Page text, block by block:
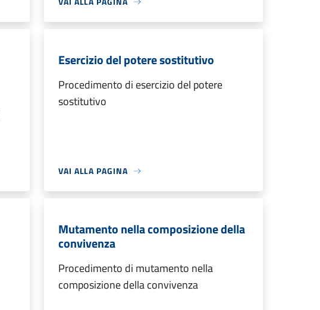
Esercizio del potere sostitutivo
Procedimento di esercizio del potere
sostitutivo
VAI ALLA PAGINA
Mutamento nella composizione della
convivenza
Procedimento di mutamento nella
composizione della convivenza